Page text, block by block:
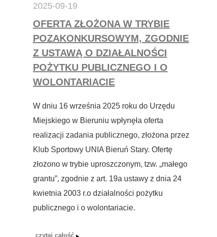
2025-09-19
OFERTA ZŁOŻONA W TRYBIE
POZAKONKURSOWYM, ZGODNIE
Z USTAWĄ O DZIAŁALNOŚCI
POŻYTKU PUBLICZNEGO I O
WOLONTARIACIE
W dniu 16 września 2025 roku do Urzędu
Miejskiego w Bieruniu wpłynęła oferta
realizacji zadania publicznego, złożona przez
Klub Sportowy UNIA Bieruń Stary. Ofertę
złożono w trybie uproszczonym, tzw. „małego
grantu”, zgodnie z art. 19a ustawy z dnia 24
kwietnia 2003 r.o działalności pożytku
publicznego i o wolontariacie.